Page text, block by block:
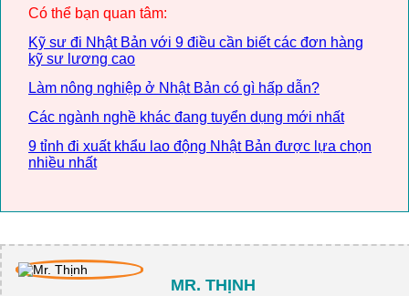
Có thể bạn quan tâm:
Kỹ sư đi Nhật Bản với 9 điều cần biết các đơn hàng
kỹ sư lương cao
Làm nông nghiệp ở Nhật Bản có gì hấp dẫn?
Các ngành nghề khác đang tuyển dụng mới nhất
9 tỉnh đi xuất khẩu lao động Nhật Bản được lựa chọn
nhiều nhất
MR. THỊNH